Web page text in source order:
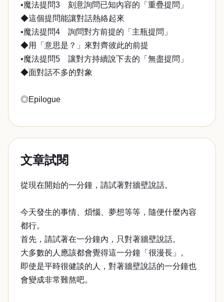
•魔法提問3 刻意詢問已知內容的「重疊提問」
◆這個提問能讓對話熱絡起來
•魔法提問4 詢問對方前提的「主瓶提問」
◆用「意思是？」來對齊彼此的前提
•魔法提問5 讓對方持續說下去的「無盡提問」
◆面對話不多的對象
◎Epilogue
文章試閱
從現在開始的一分鐘，請試著對牆壁說話。
今天發生的事情、煩惱、夢想等等，隨便什麼內容
都行。
首先，請試著在一分鐘內，只對著牆壁說話。
大多數的人應該都會覺得這一分鐘「很漫長」。
即使是平時很健談的人，對著牆壁說話的一分鐘也
會變成非常難熬吧。